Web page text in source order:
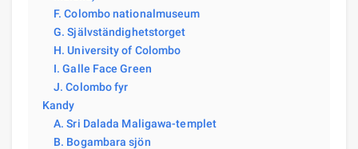
F. Colombo nationalmuseum
G. Självständighetstorget
H. University of Colombo
I. Galle Face Green
J. Colombo fyr
Kandy
A. Sri Dalada Maligawa-templet
B. Bogambara sjön